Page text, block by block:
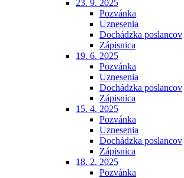
23. 9. 2025
Pozvánka
Uznesenia
Dochádzka poslancov
Zápisnica
19. 6. 2025
Pozvánka
Uznesenia
Dochádzka poslancov
Zápisnica
15. 4. 2025
Pozvánka
Uznesenia
Dochádzka poslancov
Zápisnica
18. 2. 2025
Pozvánka